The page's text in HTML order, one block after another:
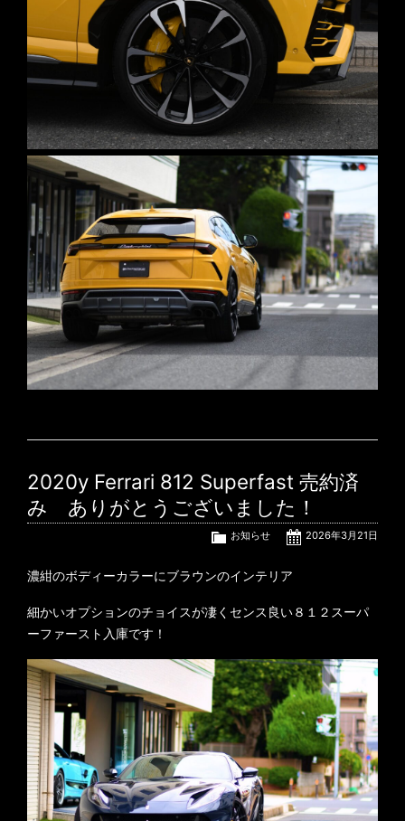
2020y Ferrari 812 Superfast 売約済
み ありがとうございました！
2026年3月21日
お知らせ
濃紺のボディーカラーにブラウンのインテリア
細かいオプションのチョイスが凄くセンス良い８１２スーパ
ーファースト入庫です！